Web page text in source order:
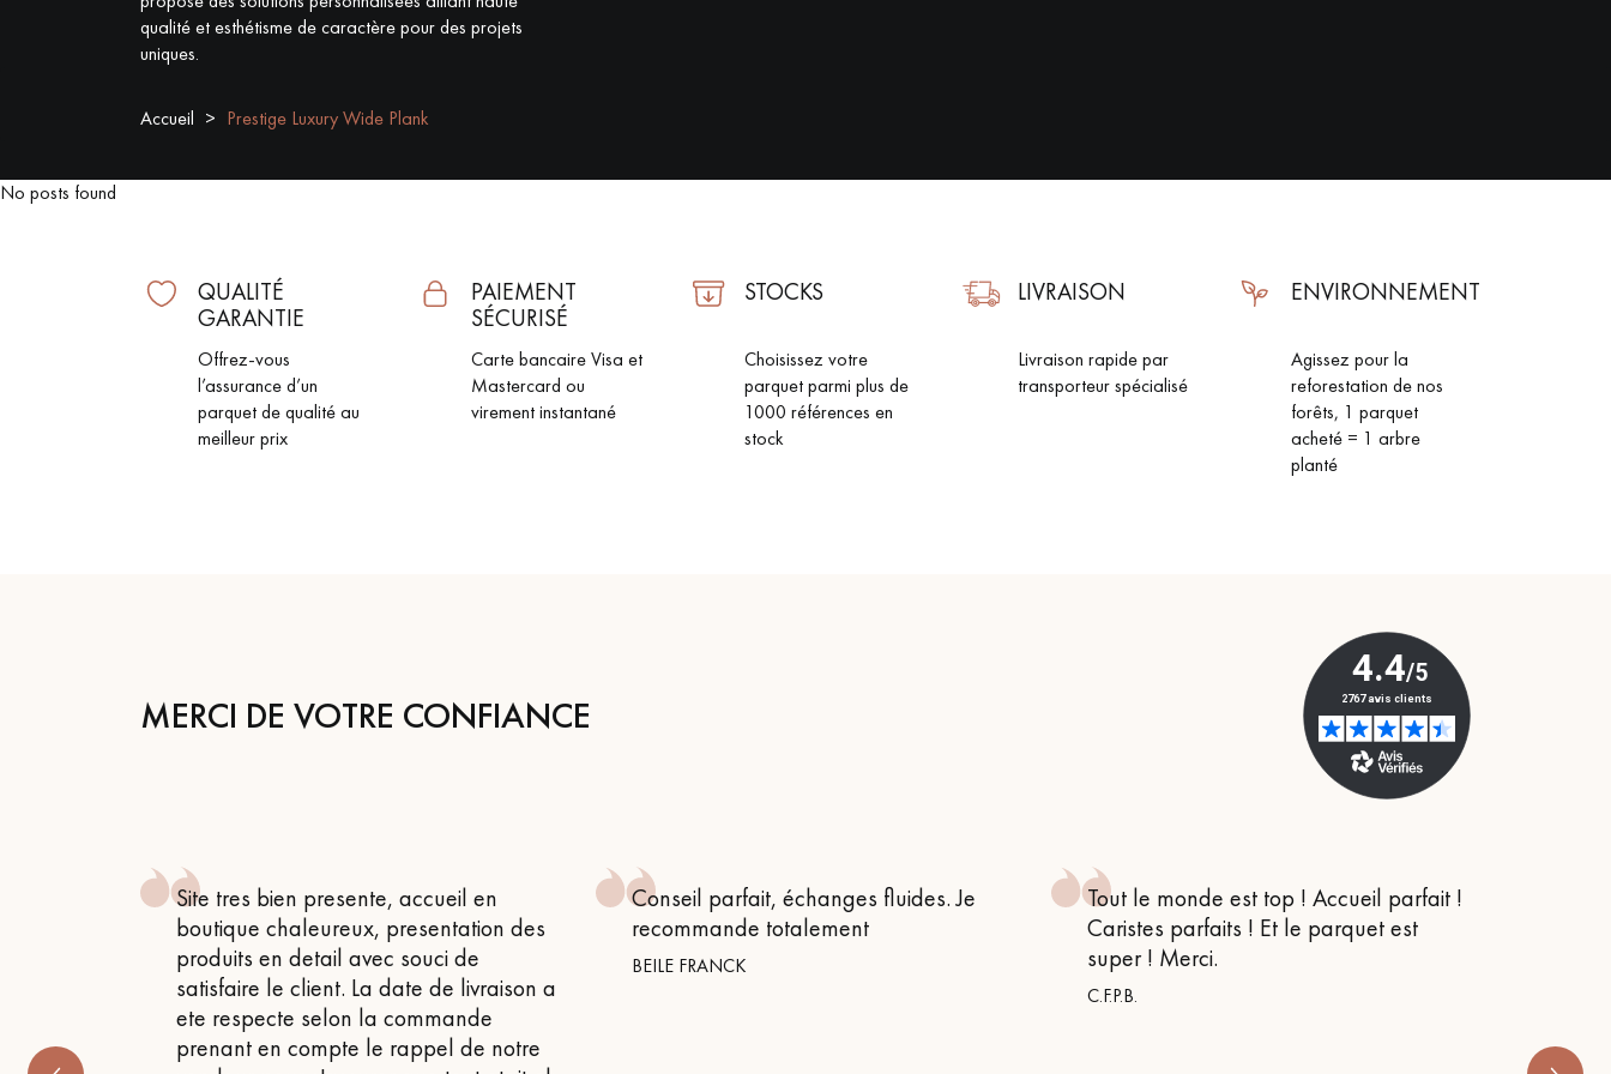
ACCESSOIRES
PARQUET D'INTÉRIEUR
VOUS AVEZ UN PROJET ?
Nos experts sont à votre disposition pour vous guider pas à pas dans le choix et la pose de votre parquet.
qualité et esthétisme de caractère pour des projets
uniques.
Accueil Prestige Luxury Wide Plank
No posts found
QUALITÉ
GARANTIE
Offrez-vous
l’assurance d’un
parquet de qualité au
meilleur prix
PAIEMENT
SÉCURISÉ
Carte bancaire Visa et
Mastercard ou
virement instantané
STOCKS
Choisissez votre
parquet parmi plus de
1000 références en
stock
LIVRAISON
Livraison rapide par
transporteur spécialisé
ENVIRONNEMENT
Agissez pour la
reforestation de nos
forêts, 1 parquet
acheté = 1 arbre
planté
MERCI DE VOTRE CONFIANCE
Site tres bien presente, accueil en
boutique chaleureux, presentation des
produits en detail avec souci de
satisfaire le client. La date de livraison a
ete respecte selon la commande
prenant en compte le rappel de notre
Conseil parfait, échanges fluides. Je
recommande totalement
BEILE FRANCK
Tout le monde est top ! Accueil parfait !
Caristes parfaits ! Et le parquet est
super ! Merci.
C.F.P.B.